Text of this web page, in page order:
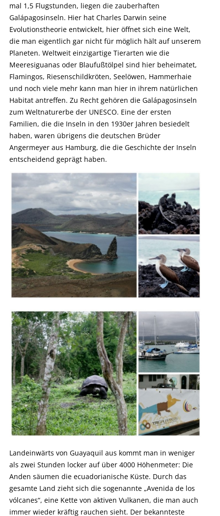
mal 1,5 Flugstunden, liegen die zauberhaften
Galápagosinseln. Hier hat Charles Darwin seine
Evolutionstheorie entwickelt, hier öffnet sich eine Welt,
die man eigentlich gar nicht für möglich hält auf unserem
Planeten. Weltweit einzigartige Tierarten wie die
Meeresiguanas oder Blaufußtölpel sind hier beheimatet,
Flamingos, Riesenschildkröten, Seelöwen, Hammerhaie
und noch viele mehr kann man hier in ihrem natürlichen
Habitat antreffen. Zu Recht gehören die Galápagosinseln
zum Weltnaturerbe der UNESCO. Eine der ersten
Familien, die die Inseln in den 1930er Jahren besiedelt
haben, waren übrigens die deutschen Brüder
Angermeyer aus Hamburg, die die Geschichte der Inseln
entscheidend geprägt haben.
Landeinwärts von Guayaquil aus kommt man in weniger
als zwei Stunden locker auf über 4000 Höhenmeter: Die
Anden säumen die ecuadorianische Küste. Durch das
gesamte Land zieht sich die sogenannte „Avenida de los
vólcanes“, eine Kette von aktiven Vulkanen, die man auch
immer wieder kräftig rauchen sieht. Der bekannteste